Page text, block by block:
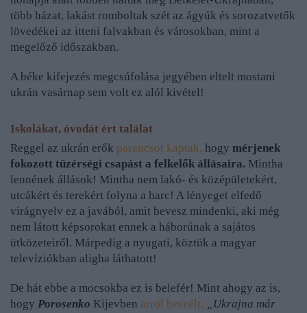
több házat, lakást romboltak szét az ágyúk és sorozatvetők
lövedékei az itteni falvakban és városokban, mint a
megelőző időszakban.
A béke kifejezés megcsúfolása jegyében eltelt mostani
ukrán vasárnap sem volt ez alól kivétel!
Iskolákat, óvodát ért találat
Reggel az ukrán erők parancsot kaptak, hogy mérjenek
fokozott tüzérségi csapást a felkelők állásaira. Mintha
lennének állások! Mintha nem lakó- és középületekért,
utcákért és terekért folyna a harc! A lényeget elfedő
virágnyelv ez a javából, amit bevesz mindenki, aki még
nem látott képsorokat ennek a háborúnak a sajátos
ütközeteiről. Márpedig a nyugati, köztük a magyar
televíziókban aligha láthatott!
De hát ebbe a mocsokba ez is belefér! Mint ahogy az is,
hogy Porosenko Kijevben arról beszélt: „Ukrajna már